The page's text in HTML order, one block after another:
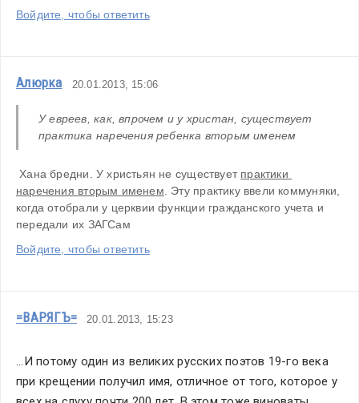
Войдите, чтобы ответить
Алюрка 20.01.2013, 15:06
У евреев, как, впрочем и у христан, существует
практика наречения ребенка вторым именем
Хана бредни. У христьян не существует практики
наречения вторым именем . Эту практику ввели коммуняки,
когда отобрали у церквии функции гражданского учета и
передали их ЗАГСам
Войдите, чтобы ответить
=ВАРЯГЪ= 20.01.2013, 15:23
...И потому один из великих русских поэтов 19-го века
при крещении получил имя, отличное от того, которое у